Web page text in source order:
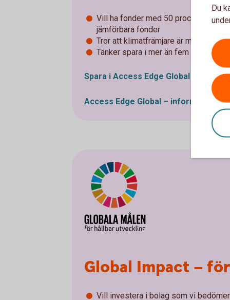
Vill ha fonder med 50 procent lägre
jämförbara fonder
Tror att klimatfrämjare är
Tänker spara i mer än fem år
Spara i Access Edge Global
Access Edge Global – information
Global Impact –
Vill investera i bolag som vi
Du